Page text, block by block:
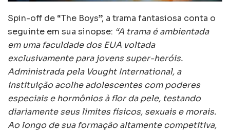
Spin-off de “The Boys”, a trama fantasiosa conta o
seguinte em sua sinopse: “A trama é ambientada
em uma faculdade dos EUA voltada
exclusivamente para jovens super-heróis.
Administrada pela Vought International, a
instituição acolhe adolescentes com poderes
especiais e hormônios à flor da pele, testando
diariamente seus limites físicos, sexuais e morais.
Ao longo de sua formação altamente competitiva,